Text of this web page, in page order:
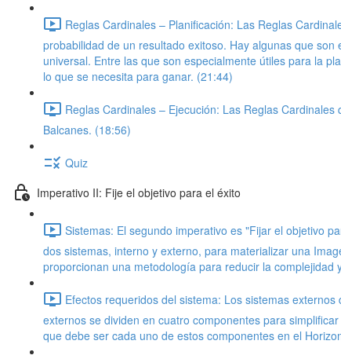
Reglas Cardinales – Planificación: Las Reglas
probabilidad de un resultado exitoso. Hay algunas que
universal. Entre las que son especialmente útiles para la
lo que se necesita para ganar. (21:44)
Reglas Cardinales – Ejecución: Las Reglas
Balcanes. (18:56)
Quiz
Imperativo II: Fije el objetivo para el éxito
Sistemas: El segundo imperativo es "Fijar el objetivo
dos sistemas, interno y externo, para materializar una
proporcionan una metodología para reducir la
Efectos requeridos del sistema: Los sistemas
externos se dividen en cuatro componentes para
que debe ser cada uno de estos componentes en el